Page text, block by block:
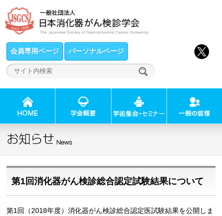
会員専用ページ パーソナルページ
第1回消化器がん検診総合認定試験結果について
第1回（2018年度）消化器がん検診総合認定医試験結果を公開しま